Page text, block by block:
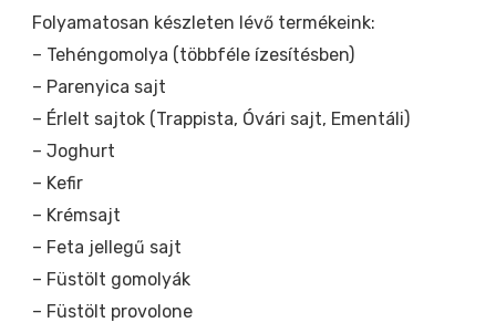
Folyamatosan készleten lévő termékeink:
– Tehéngomolya (többféle ízesítésben)
– Parenyica sajt
– Érlelt sajtok (Trappista, Óvári sajt, Ementáli)
– Joghurt
– Kefir
– Krémsajt
– Feta jellegű sajt
– Füstölt gomolyák
– Füstölt provolone